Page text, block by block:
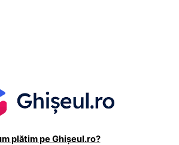
plătim pe Ghișeul.ro?